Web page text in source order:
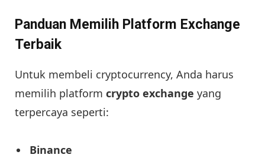
Panduan Memilih Platform Exchange
Terbaik
Untuk membeli cryptocurrency, Anda harus
memilih platform crypto exchange yang
terpercaya seperti:
Binance